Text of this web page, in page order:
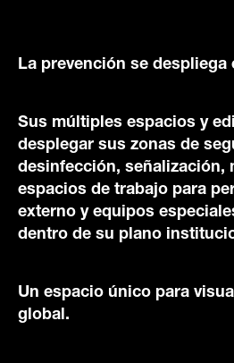
La prevención se despliega
Sus múltiples espacios y
desplegar sus zonas de
desinfección, señalización,
espacios de trabajo para
externo y equipos
dentro de su plano
Un espacio único para
global.